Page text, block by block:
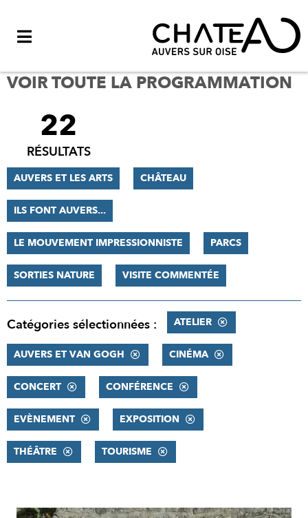
VOIR TOUTE LA PROGRAMMATION
FILTRER
RÉSULTATS
22
RÉSULTATS
AUVERS ET LES ARTS CHÂTEAU
ILS FONT AUVERS...
LE MOUVEMENT IMPRESSIONNISTE PARCS
SORTIES NATURE VISITE COMMENTÉE
Catégories sélectionnées : ATELIER
AUVERS ET VAN GOGH CINÉMA
CONCERT CONFÉRENCE
EVÈNEMENT EXPOSITION
THÉÂTRE TOURISME